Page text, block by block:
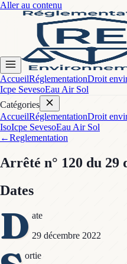
Aller au contenu
AccueilRéglementationDroit
Icpe SevesoEau Air Sol
Catégories
AccueilRéglementationDroit
IsoIcpe SevesoEau Air Sol
←Reglementation
Arrêté n° 120 du 29
Dates
D ate
29 décembre 2022
ortie